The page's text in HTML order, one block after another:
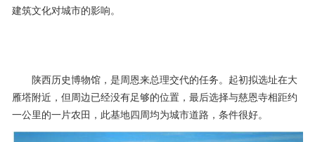
建筑文化对城市的影响。
陕西历史博物馆，是周恩来总理交代的任务。起初拟选址在大
雁塔附近，但周边已经没有足够的位置，最后选择与慈恩寺相距约
一公里的一片农田，此基地四周均为城市道路，条件很好。